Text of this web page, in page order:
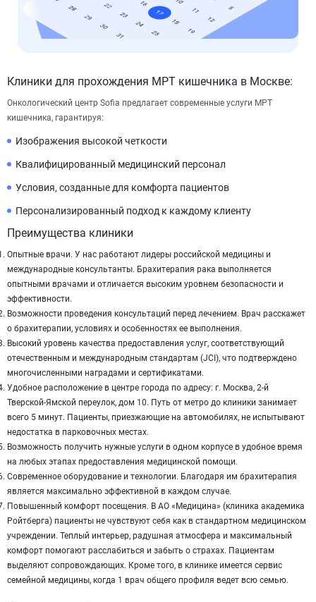
Клиники для прохождения МРТ кишечника в Москве:
Онкологический центр Sofia предлагает современные услуги МРТ
кишечника, гарантируя:
Изображения высокой четкости
Квалифицированный медицинский персонал
Условия, созданные для комфорта пациентов
Персонализированный подход к каждому клиенту
Преимущества клиники
Опытные врачи. У нас работают лидеры российской медицины и
международные консультанты. Брахитерапия рака выполняется
опытными врачами и отличается высоким уровнем безопасности и
эффективности.
Возможности проведения консультаций перед лечением. Врач расскажет
о брахитерапии, условиях и особенностях ее выполнения.
Высокий уровень качества предоставления услуг, соответствующий
отечественным и международным стандартам (JCI), что подтверждено
многочисленными наградами и сертификатами.
Удобное расположение в центре города по адресу: г. Москва, 2-й
Тверской-Ямской переулок, дом 10. Путь от метро до клиники занимает
всего 5 минут. Пациенты, приезжающие на автомобилях, не испытывают
недостатка в парковочных местах.
Возможность получить нужные услуги в одном корпусе в удобное время
на любых этапах предоставления медицинской помощи.
Cовременное оборудование и технологии. Благодаря им брахитерапия
является максимально эффективной в каждом случае.
Повышенный комфорт посещения. В АО «Медицина» (клиника академика
Ройтберга) пациенты не чувствуют себя как в стандартном медицинском
учреждении. Теплый интерьер, радушная атмосфера и максимальный
комфорт помогают расслабиться и забыть о страхах. Пациентам
выделяют сопровождающих. Кроме того, в клинике имеется сервис
семейной медицины, когда 1 врач общего профиля ведет всю семью.